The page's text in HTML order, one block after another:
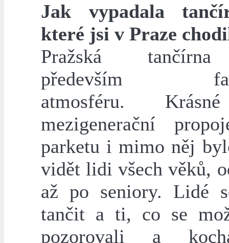
Jak vypadala
které jsi v Praze
Pražská
především
atmosféru.
mezigenerační
parketu i mimo něj
vidět lidi všech věků,
až po seniory. Lidé
tančit a ti, co se
pozorovali a